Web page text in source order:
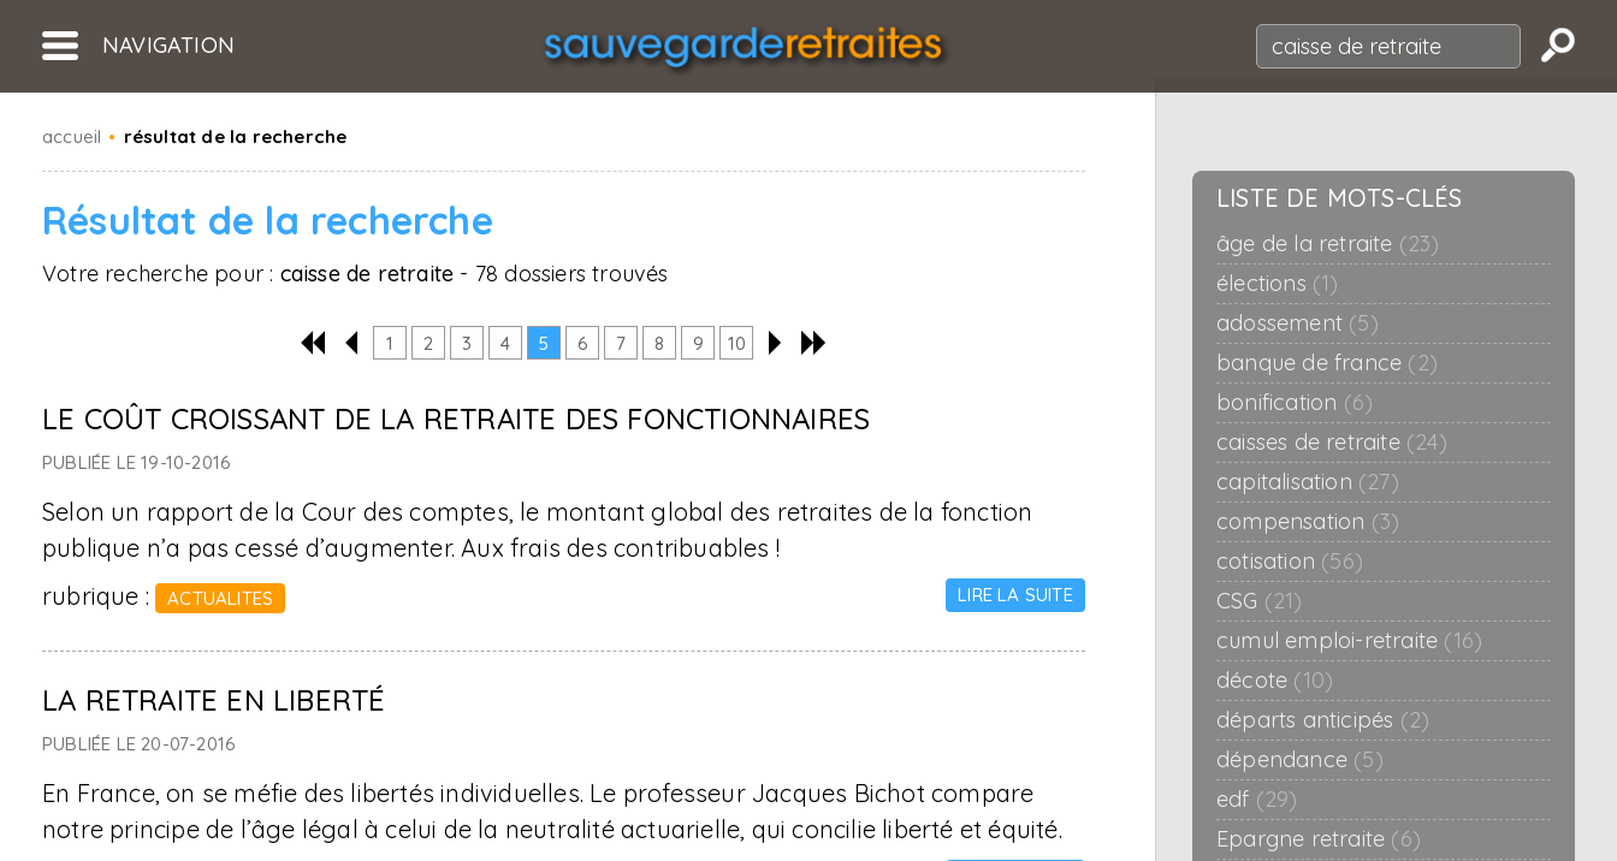
NAVIGATION
accueil • résultat de la recherche
Résultat de la recherche
Votre recherche pour : caisse de retraite - 78 dossiers trouvés
1 2 3 4 5 6 7 8 9 10
LE COÛT CROISSANT DE LA RETRAITE DES FONCTIONNAIRES
PUBLIÉE LE 19-10-2016
Selon un rapport de la Cour des comptes, le montant global des retraites de la fonction
publique n’a pas cessé d’augmenter. Aux frais des contribuables !
rubrique : ACTUALITES LIRE LA SUITE
LA RETRAITE EN LIBERTÉ
PUBLIÉE LE 20-07-2016
En France, on se méfie des libertés individuelles. Le professeur Jacques Bichot compare
notre principe de l’âge légal à celui de la neutralité actuarielle, qui concilie liberté et équité.
LISTE DE MOTS-CLÉS
âge de la retraite (23)
élections (1)
adossement (5)
banque de france (2)
bonification (6)
caisses de retraite (24)
capitalisation (27)
compensation (3)
cotisation (56)
CSG (21)
cumul emploi-retraite (16)
décote (10)
départs anticipés (2)
dépendance (5)
edf (29)
Epargne retraite (6)